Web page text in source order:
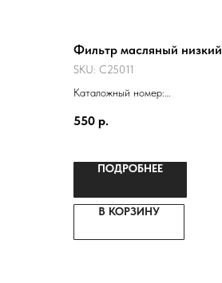
Фильтр масляный низкий
SKU: C25011
Каталожный номер:
21010101200583
550 р.
ПОДРОБНЕЕ
В КОРЗИНУ